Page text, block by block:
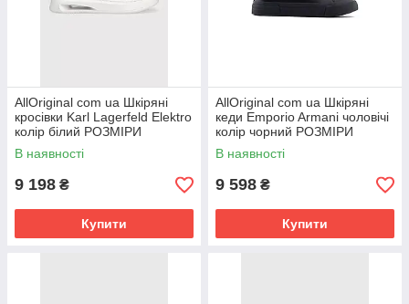
AllOriginal com ua Шкіряні
кросівки Karl Lagerfeld Elektro
колір білий РОЗМІРИ
ЗАПИТУЙТЕ
В наявності
9 198 ₴
Купити
AllOriginal com ua Шкіряні
кеди Emporio Armani чоловічі
колір чорний РОЗМІРИ
ЗАПИТУЙТЕ
В наявності
9 598 ₴
Купити